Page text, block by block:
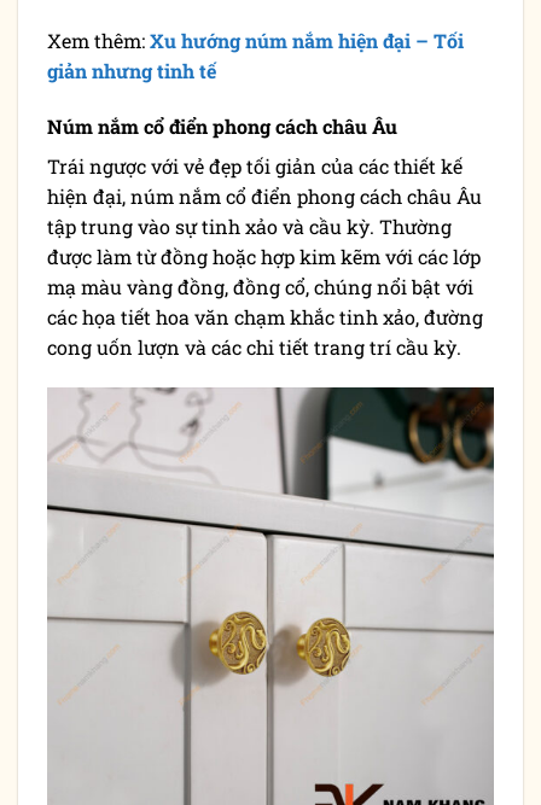
Xem thêm:Xu hướng núm nắm hiện đại – Tối
giản nhưng tinh tế
Núm nắm cổ điển phong cách châu Âu
Trái ngược với vẻ đẹp tối giản của các thiết kế
hiện đại, núm nắm cổ điển phong cách châu Âu
tập trung vào sự tinh xảo và cầu kỳ. Thường
được làm từ đồng hoặc hợp kim kẽm với các lớp
mạ màu vàng đồng, đồng cổ, chúng nổi bật với
các họa tiết hoa văn chạm khắc tinh xảo, đường
cong uốn lượn và các chi tiết trang trí cầu kỳ.